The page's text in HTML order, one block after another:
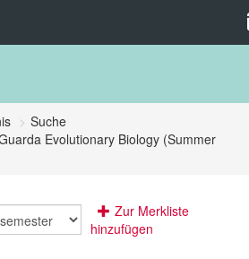
Suche
Evolutionary Biology (Summer
Zur Merkliste
hinzufügen